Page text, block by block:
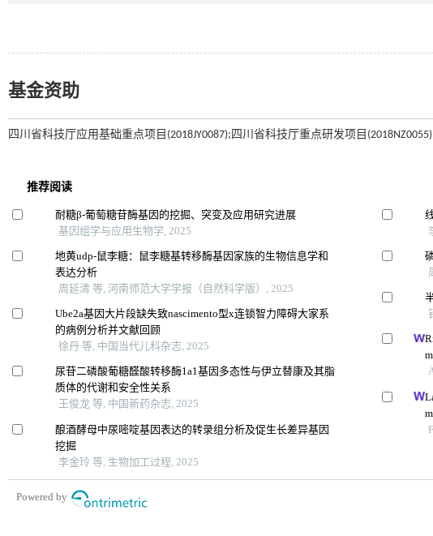
基金资助
四川省科技厅应用基础重点项目(2018JY0087);四川省科技厅重点研发项目(2018NZ0055)